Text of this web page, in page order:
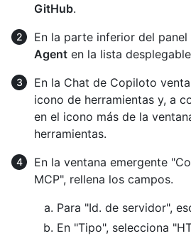
GitHub.
En la parte inferior del
Agent en la lista
En la Chat de Copiloto
icono de herramientas y, a
en el icono más de la
herramientas.
En la ventana emergente
MCP", rellena los campos.
Para "Id. de servidor",
En "Tipo", selecciona